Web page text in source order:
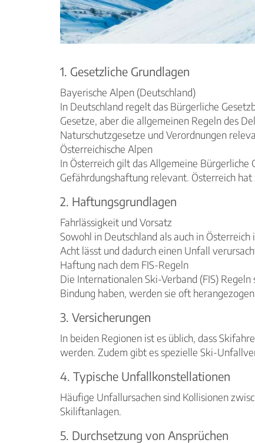
1. Gesetzliche Grundlagen
Bayerische Alpen (Deutschland)
In Deutschland regelt das Bürgerliche
Gesetze, aber die allgemeinen Regeln des
Naturschutzgesetze und Verordnungen
Österreichische Alpen
In Österreich gilt das Allgemeine
Gefährdungshaftung relevant. Österreich
2. Haftungsgrundlagen
Fahrlässigkeit und Vorsatz
Sowohl in Deutschland als auch in
Acht lässt und dadurch einen Unfall
Haftung nach dem FIS-Regeln
Die Internationalen Ski-Verband (FIS)
Bindung haben, werden sie oft
3. Versicherungen
In beiden Regionen ist es üblich, dass
werden. Zudem gibt es spezielle Ski-
4. Typische Unfallkonstellationen
Häufige Unfallursachen sind Kollisionen
Skiliftanlagen.
5. Durchsetzung von Ansprüchen